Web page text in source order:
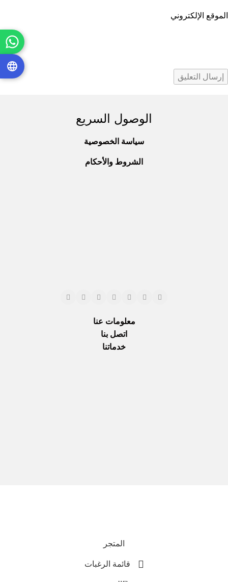
الموقع الإلكتروني
الوصول السريع
سياسة الخصوصية
الشروط والأحكام
معلومات عنا
اتصل بنا
خدماتنا
المتجر
قائمة الرغبات
0